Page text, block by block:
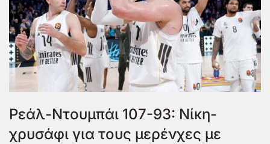
Ρεάλ-Ντουμπάι 107-93: Νίκη-
χρυσάφι για τους μερένχες με